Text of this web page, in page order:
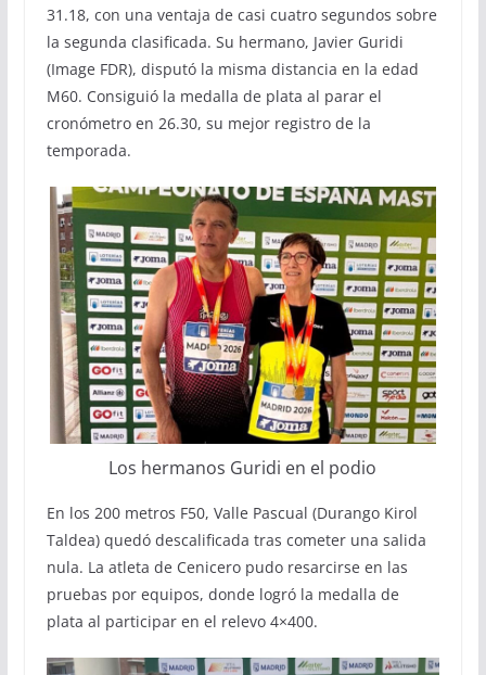
31.18, con una ventaja de casi cuatro segundos sobre
la segunda clasificada. Su hermano, Javier Guridi
(Image FDR), disputó la misma distancia en la edad
M60. Consiguió la medalla de plata al parar el
cronómetro en 26.30, su mejor registro de la
temporada.
Los hermanos Guridi en el podio
En los 200 metros F50, Valle Pascual (Durango Kirol
Taldea) quedó descalificada tras cometer una salida
nula. La atleta de Cenicero pudo resarcirse en las
pruebas por equipos, donde logró la medalla de
plata al participar en el relevo 4×400.